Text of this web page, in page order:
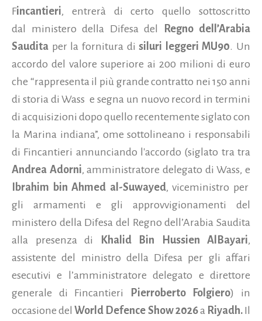
Fincantieri, entrerà di certo quello sottoscritto
dal ministero della Difesa del
Regno dell’Arabia
Saudita per la fornitura di siluri leggeri MU90. Un
accordo del valore superiore ai 200 milioni di euro
che “rappresenta il più grande contratto nei 150 anni
di storia di Wass e segna un nuovo record in termini
di acquisizioni dopo quello recentemente siglato con
la Marina indiana”, ome sottolineano i responsabili
di Fincantieri annunciando l'accordo (siglato tra tra
Andrea Adorni, amministratore delegato di Wass, e
Ibrahim bin Ahmed al-Suwayed, viceministro per
gli armamenti e gli approvvigionamenti del
ministero della Difesa del Regno dell’Arabia Saudita
alla presenza di
Khalid Bin Hussien AlBayari,
assistente del ministro della Difesa per gli affari
esecutivi e l’amministratore delegato e direttore
generale di Fincantieri
Pierroberto Folgiero) in
occasione delWorld Defence Show 2026a Riyadh.Il